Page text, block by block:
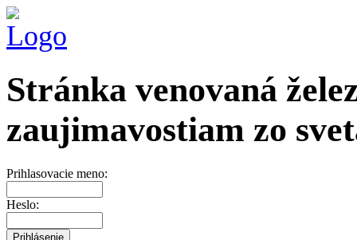
Stránka venovaná
zaujimavostiam zo
Prihlasovacie meno:
Heslo: